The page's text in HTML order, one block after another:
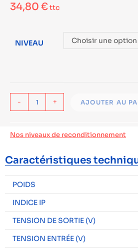
34,80 €ttc
NIVEAU Choisir une option
- + AJOUTER AU
Nos niveaux de reconditionnement
Caractéristiques
POIDS
INDICE IP
TENSION DE SORTIE (V)
TENSION ENTRÉE (V)